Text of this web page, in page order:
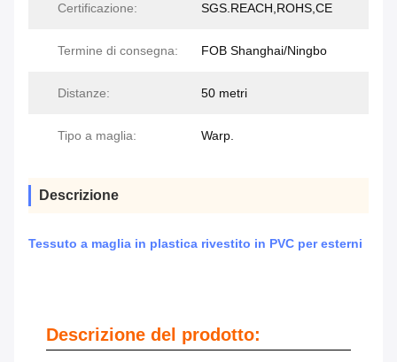
Certificazione: SGS.REACH,ROHS,CE
Termine di consegna: FOB Shanghai/Ningbo
Distanze: 50 metri
Tipo a maglia: Warp.
Descrizione
Tessuto a maglia in plastica rivestito in PVC per esterni
Descrizione del prodotto: